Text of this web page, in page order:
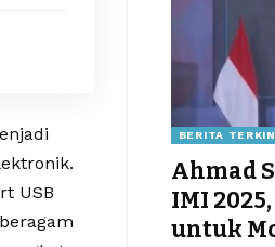
USB
BERITA
Ahmad
IMI
untuk